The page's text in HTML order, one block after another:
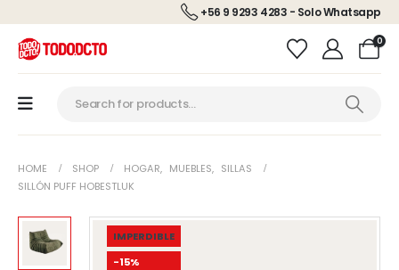
+56 9 9293 4283 - Solo Whatsapp
0
HOME SHOP HOGAR, MUEBLES, SILLAS
SILLÓN PUFF HOBESTLUK
IMPERDIBLE
-15%